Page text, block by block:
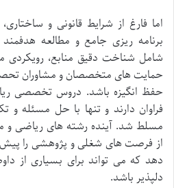
اما فارغ از شرایط قانونی و
برنامه ریزی جامع و مطالعه
شامل شناخت دقیق منابع، رویکردی
حمایت های متخصصان و مشاوران
حفظ انگیزه باشد. دروس تخصصی
فراوان دارند و تنها با حل مسئله و
مسلط شد. آینده رشته های ریاضی و
از فرصت های شغلی و پژوهشی را پیش
دهد که می تواند برای بسیاری از
دلپذیر باشد.